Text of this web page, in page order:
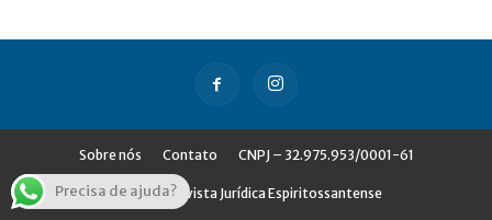
Sobre nós Contato CNPJ – 32.975.953/0001-61
© Jures - Revista Jurídica Espiritossantense
Precisa de ajuda?